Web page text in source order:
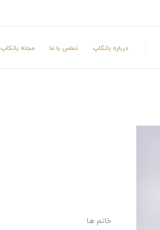
درباره باتکاپ تماس با ما مجله باتکاپ
خانم ها